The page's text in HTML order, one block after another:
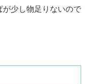
が少し物足りないので